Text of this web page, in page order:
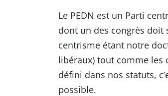
Le PEDN est un Parti
dont un des congrès doit
centrisme étant notre
libéraux) tout comme les
défini dans nos statuts,
possible.